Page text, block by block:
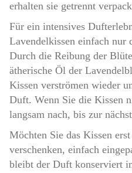
erhalten sie getrennt
Für ein intensives
Lavendelkissen einfach nur
Durch die Reibung der
ätherische Öl der
Kissen verströmen wieder
Duft. Wenn Sie die Kissen
langsam nach, bis zur
Möchten Sie das Kissen
verschenken, einfach
bleibt der Duft konserviert